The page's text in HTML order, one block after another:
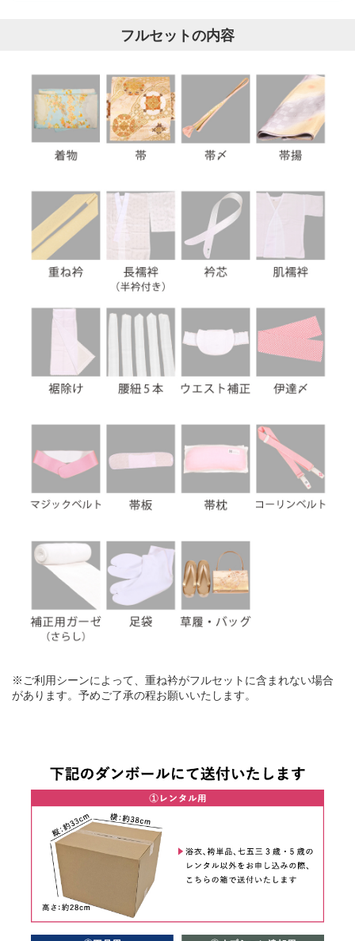
フルセットの内容
※ご利用シーンによって、重ね衿がフルセットに含まれない場合
があります。予めご了承の程お願いいたします。